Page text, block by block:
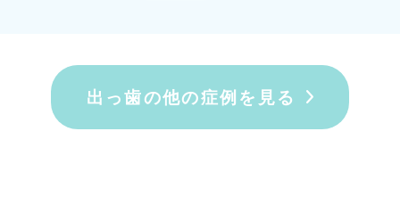
出っ歯の他の症例を見る